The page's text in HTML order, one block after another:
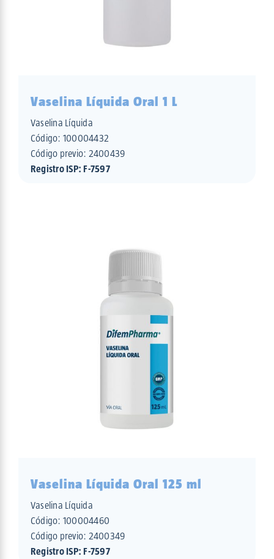
Vaselina Líquida Oral 1 L
Vaselina Líquida
Código: 100004432
Código previo: 2400439
Registro ISP: F-7597
Vaselina Líquida Oral 125 ml
Vaselina Líquida
Código: 100004460
Código previo: 2400349
Registro ISP: F-7597